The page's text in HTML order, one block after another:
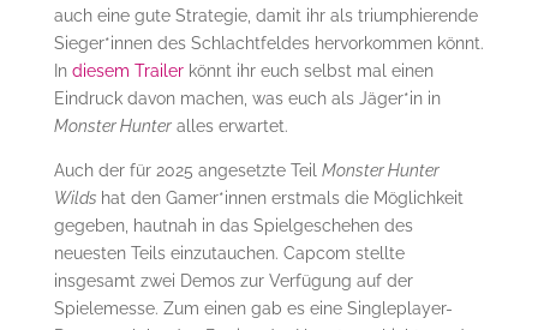
auch eine gute Strategie, damit ihr als triumphierende
Sieger*innen des Schlachtfeldes hervorkommen könnt.
In diesem Trailerkönnt ihr euch selbst mal einen
Eindruck davon machen, was euch als Jäger*in in
Monster Hunteralles erwartet.
Auch der für 2025 angesetzte Teil Monster Hunter
Wilds hat den Gamer*innen erstmals die Möglichkeit
gegeben, hautnah in das Spielgeschehen des
neuesten Teils einzutauchen. Capcom stellte
insgesamt zwei Demos zur Verfügung auf der
Spielemesse. Zum einen gab es eine Singleplayer-